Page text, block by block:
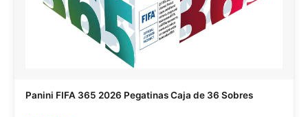
Panini FIFA 365 2026 Pegatinas Caja de 36 Sobres